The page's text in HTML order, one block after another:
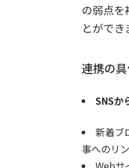
の弱点を
とができ
連携の
SNSか
新着ブ
事へのリ